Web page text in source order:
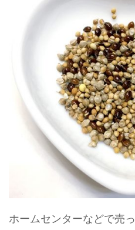
ホームセンターなどで売